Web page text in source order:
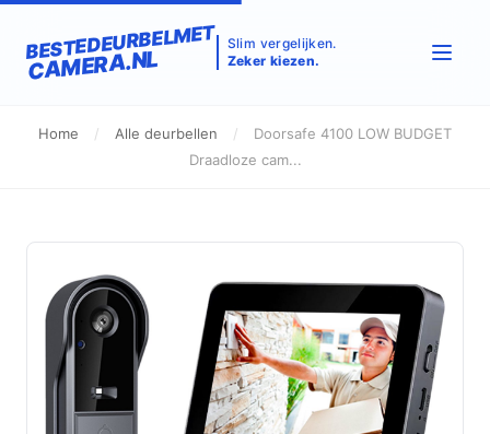
BESTEDEURBELMET
CAMERA.NL
Slim vergelijken.
Zeker kiezen.
Home / Alle deurbellen /
Doorsafe 4100 LOW BUDGET
Draadloze cam...